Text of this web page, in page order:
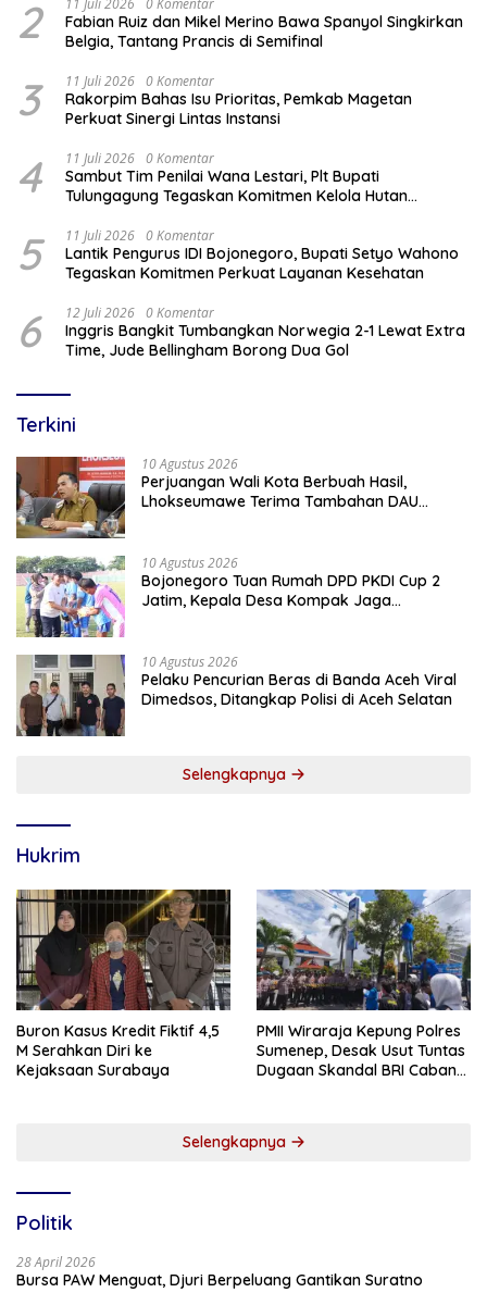
2 11 Juli 2026 0 Komentar
Fabian Ruiz dan Mikel Merino Bawa Spanyol Singkirkan
Belgia, Tantang Prancis di Semifinal
3 11 Juli 2026 0 Komentar
Rakorpim Bahas Isu Prioritas, Pemkab Magetan
Perkuat Sinergi Lintas Instansi
4 11 Juli 2026 0 Komentar
Sambut Tim Penilai Wana Lestari, Plt Bupati
Tulungagung Tegaskan Komitmen Kelola Hutan
5 11 Juli 2026 0 Komentar
Lantik Pengurus IDI Bojonegoro, Bupati Setyo Wahono
Tegaskan Komitmen Perkuat Layanan Kesehatan
6 12 Juli 2026 0 Komentar
Inggris Bangkit Tumbangkan Norwegia 2-1 Lewat Extra
Time, Jude Bellingham Borong Dua Gol
Terkini
10 Agustus 2026
Perjuangan Wali Kota Berbuah Hasil,
Lhokseumawe Terima Tambahan DAU
10 Agustus 2026
Bojonegoro Tuan Rumah DPD PKDI Cup 2
Jatim, Kepala Desa Kompak Jaga
10 Agustus 2026
Pelaku Pencurian Beras di Banda Aceh Viral
Dimedsos, Ditangkap Polisi di Aceh Selatan
Selengkapnya
Hukrim
Buron Kasus Kredit Fiktif 4,5
M Serahkan Diri ke
Kejaksaan Surabaya
PMII Wiraraja Kepung Polres
Sumenep, Desak Usut Tuntas
Dugaan Skandal BRI Cabang
Selengkapnya
Politik
28 April 2026
Bursa PAW Menguat, Djuri Berpeluang Gantikan Suratno